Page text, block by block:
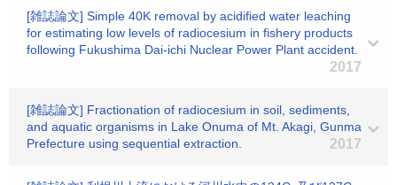
[雑誌論文] Simple 40K removal by acidified water leaching
for estimating low levels of radiocesium in fishery products
following Fukushima Dai-ichi Nuclear Power Plant accident.
2017
[雑誌論文] Fractionation of radiocesium in soil, sediments,
and aquatic organisms in Lake Onuma of Mt. Akagi, Gunma
Prefecture using sequential extraction.
2017